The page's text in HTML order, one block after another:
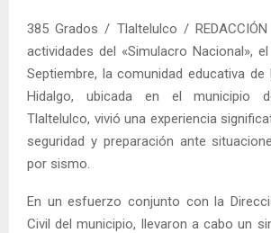
385 Grados / Tlaltelulco /
actividades del «Simulacro Nacional»,
Septiembre, la comunidad educativa de
Hidalgo, ubicada en el municipio
Tlaltelulco, vivió una experiencia
seguridad y preparación ante
por sismo.
En un esfuerzo conjunto con la
Civil del municipio, llevaron a cabo un